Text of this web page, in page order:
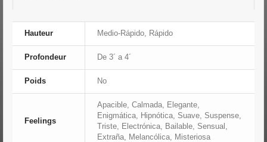
Hauteur Medio-Rápido, Rápido
Profondeur De 3´ a 4´
Poids No
Feelings
Apacible, Calmada, Elegante,
Enigmática, Hipnótica, Suave, Suspense,
Triste, Electrónica, Bailable, Sensual,
Extraña, Melancólica, Misteriosa